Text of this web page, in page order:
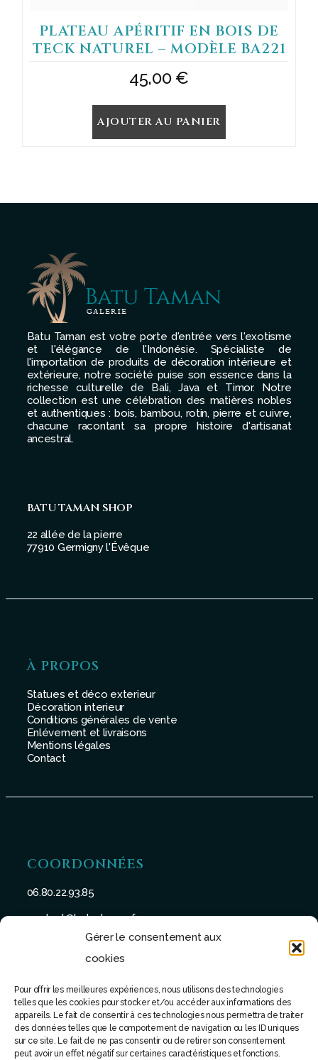
Gérer le consentement aux
cookies
Pour offrir les meilleures expériences, nous utilisons des technologies
telles que les cookies pour stocker et/ou accéder aux informations des
appareils. Le fait de consentir à ces technologies nous permettra de traiter
des données telles que le comportement de navigation ou les ID uniques
sur ce site. Le fait de ne pas consentir ou de retirer son consentement
peut avoir un effet négatif sur certaines caractéristiques et fonctions.
PLATEAU APÉRITIF EN BOIS DE
TECK NATUREL – MODÈLE BA221
45,00€
AJOUTER AU PANIER
Batu Taman est votre porte d'entrée vers l'exotisme
et l'élégance de l'Indonésie. Spécialiste de
l'importation de produits de décoration intérieure et
extérieure, notre société puise son essence dans la
richesse culturelle de Bali, Java et Timor. Notre
collection est une célébration des matières nobles
et authentiques : bois, bambou, rotin, pierre et cuivre,
chacune racontant sa propre histoire d'artisanat
ancestral.
BATU TAMAN SHOP
22 allée de la pierre
77910 Germigny l'Évêque
À PROPOS
Statues et déco exterieur
Décoration interieur
Conditions générales de vente
Enlévement et livraisons
Mentions légales
Contact
COORDONNÉES
06.80.22.93.85
contact@batu-taman.fr
SUIVEZ-NOUS